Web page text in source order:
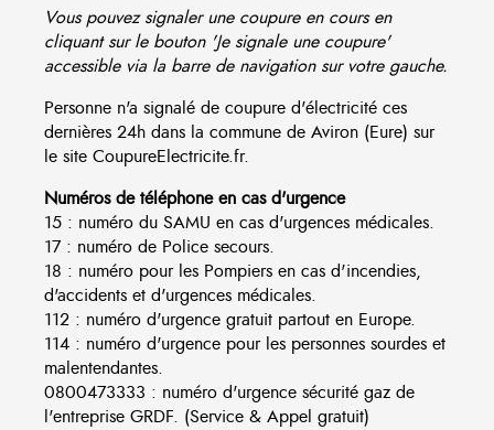
Vous pouvez signaler une coupure en cours en
cliquant sur le bouton 'Je signale une coupure'
accessible via la barre de navigation sur votre gauche.
Personne n'a signalé de coupure d'électricité ces
dernières 24h dans la commune de Aviron (Eure) sur
le site CoupureElectricite.fr.
Numéros de téléphone en cas d'urgence
15 : numéro du SAMU en cas d'urgences médicales.
17 : numéro de Police secours.
18 : numéro pour les Pompiers en cas d'incendies,
d'accidents et d'urgences médicales.
112 : numéro d'urgence gratuit partout en Europe.
114 : numéro d'urgence pour les personnes sourdes et
malentendantes.
0800473333 : numéro d'urgence sécurité gaz de
l'entreprise GRDF. (Service & Appel gratuit)